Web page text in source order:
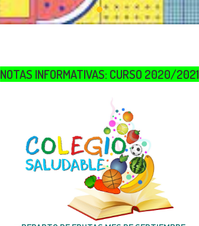
NOTAS INFORMATIVAS: CURSO 2020/2021